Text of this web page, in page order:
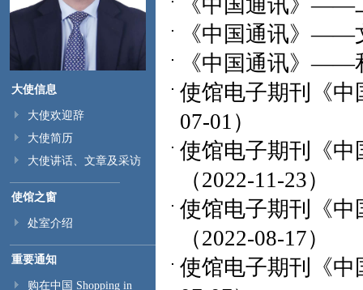
大使信息
大使欢迎辞
大使简历
大使讲话、文章及采访
使馆之窗
处室介绍
重要通知
购在中国 Shopping in
《中国通讯》——
《中国通讯》——
《中国通讯》——
使馆电子期刊《
07-01）
使馆电子期刊《
（2022-11-23）
使馆电子期刊《
（2022-08-17）
使馆电子期刊《